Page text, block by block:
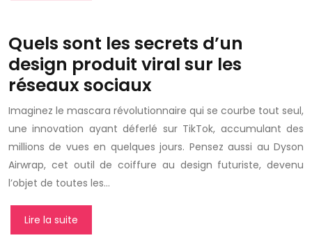
Quels sont les secrets d’un
design produit viral sur les
réseaux sociaux
Imaginez le mascara révolutionnaire qui se courbe tout seul,
une innovation ayant déferlé sur TikTok, accumulant des
millions de vues en quelques jours. Pensez aussi au Dyson
Airwrap, cet outil de coiffure au design futuriste, devenu
l’objet de toutes les…
Lire la suite